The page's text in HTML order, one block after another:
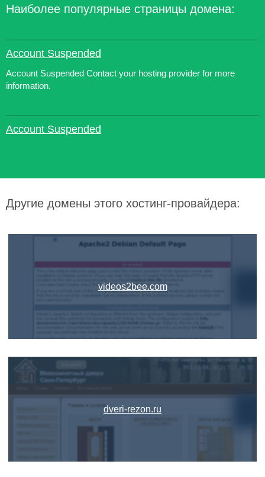
Наиболее популярные страницы домена:
Account Suspended
Account Suspended Contact your hosting provider for more
information.
Account Suspended
Другие домены этого хостинг-провайдера:
videos2bee.com
dveri-rezon.ru